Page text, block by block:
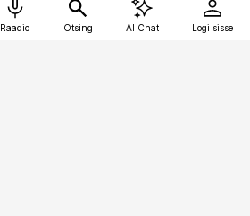
Raadio Otsing AI Chat Logi sisse